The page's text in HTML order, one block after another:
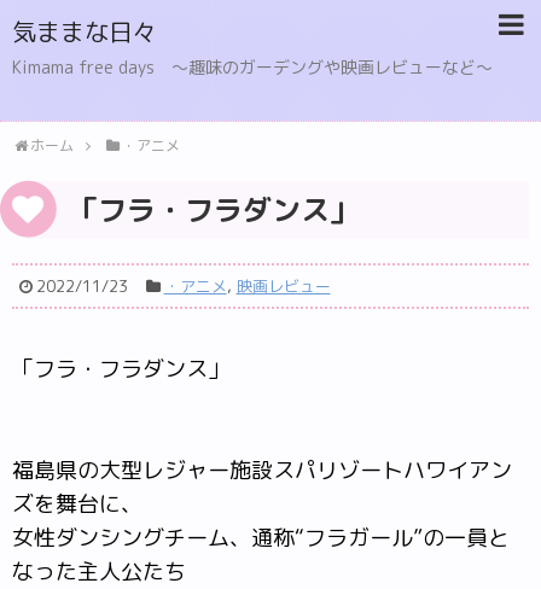
気ままな日々
Kimama free days 〜趣味のガーデングや映画レビューなど〜
ホーム ・アニメ
「フラ・フラダンス」
2022/11/23 ・アニメ, 映画レビュー
「フラ・フラダンス」
福島県の大型レジャー施設スパリゾートハワイアン
ズを舞台に、
女性ダンシングチーム、通称“フラガール”の一員と
なった主人公たち